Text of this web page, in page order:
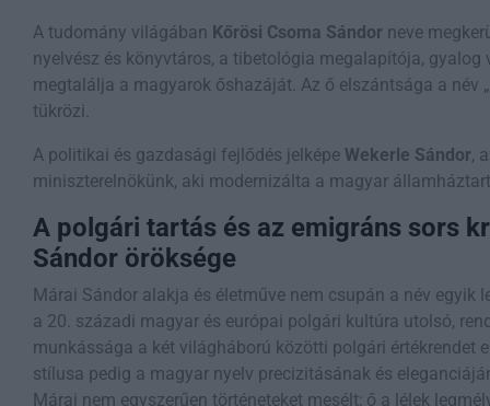
A tudomány világában Kőrösi Csoma Sándor neve
nyelvész és könyvtáros, a tibetológia megalapítója, gyalog
megtalálja a magyarok őshazáját. Az ő elszántsága a név
tükrözi.
A politikai és gazdasági fejlődés jelképe Wekerle Sándor,
miniszterelnökünk, aki modernizálta a magyar
A polgári tartás és az emigráns sors
Sándor öröksége
Márai Sándor alakja és életműve nem csupán a név egyik
a 20. századi magyar és európai polgári kultúra utolsó,
munkássága a két világháború közötti polgári értékrendet
stílusa pedig a magyar nyelv precizitásának és
Márai nem egyszerűen történeteket mesélt; ő a lélek